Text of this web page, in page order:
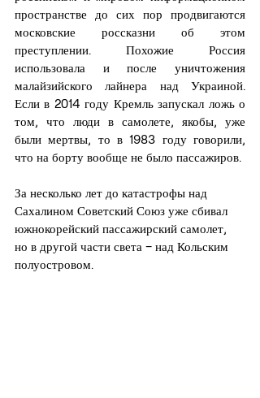
пространстве до сих пор продвигаются
московские россказни об этом
преступлении. Похожие Россия
использовала и после уничтожения
малайзийского лайнера над Украиной.
Если в 2014 году Кремль запускал ложь о
том, что люди в самолете, якобы, уже
были мертвы, то в 1983 году говорили,
что на борту вообще не было пассажиров.
За несколько лет до катастрофы над
Сахалином Советский Союз уже сбивал
южнокорейский пассажирский самолет,
но в другой части света – над Кольским
полуостровом.